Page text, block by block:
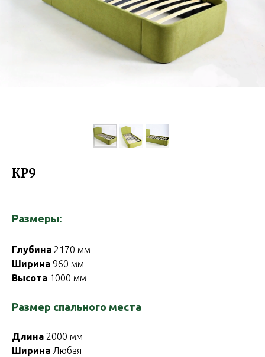
КР9
Размеры:
Глубина 2170 мм
Ширина 960 мм
Высота 1000 мм
Размер спального места
Длина 2000 мм
Ширина Любая